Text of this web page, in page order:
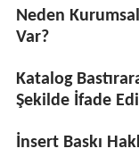
Neden Kurumsal
Var?
Katalog
Şekilde İfade
İnsert Baskı